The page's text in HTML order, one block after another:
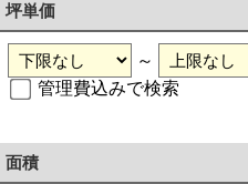
坪単価
～
管理費込みで検索
面積